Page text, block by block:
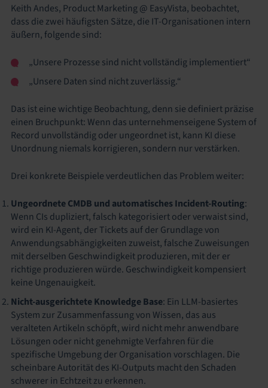
Keith Andes, Product Marketing @ EasyVista, beobachtet,
dass die zwei häufigsten Sätze, die IT-Organisationen intern
äußern, folgende sind:
„Unsere Prozesse sind nicht vollständig implementiert“
„Unsere Daten sind nicht zuverlässig.“
Das ist eine wichtige Beobachtung, denn sie definiert präzise
einen Bruchpunkt: Wenn das unternehmenseigene System of
Record unvollständig oder ungeordnet ist, kann KI diese
Unordnung niemals korrigieren, sondern nur verstärken.
Drei konkrete Beispiele verdeutlichen das Problem weiter:
Ungeordnete CMDB und automatisches Incident-Routing:
Wenn CIs dupliziert, falsch kategorisiert oder verwaist sind,
wird ein KI-Agent, der Tickets auf der Grundlage von
Anwendungsabhängigkeiten zuweist, falsche Zuweisungen
mit derselben Geschwindigkeit produzieren, mit der er
richtige produzieren würde. Geschwindigkeit kompensiert
keine Ungenauigkeit.
Nicht-ausgerichtete Knowledge Base: Ein LLM-basiertes
System zur Zusammenfassung von Wissen, das aus
veralteten Artikeln schöpft, wird nicht mehr anwendbare
Lösungen oder nicht genehmigte Verfahren für die
spezifische Umgebung der Organisation vorschlagen. Die
scheinbare Autorität des KI-Outputs macht den Schaden
schwerer in Echtzeit zu erkennen.